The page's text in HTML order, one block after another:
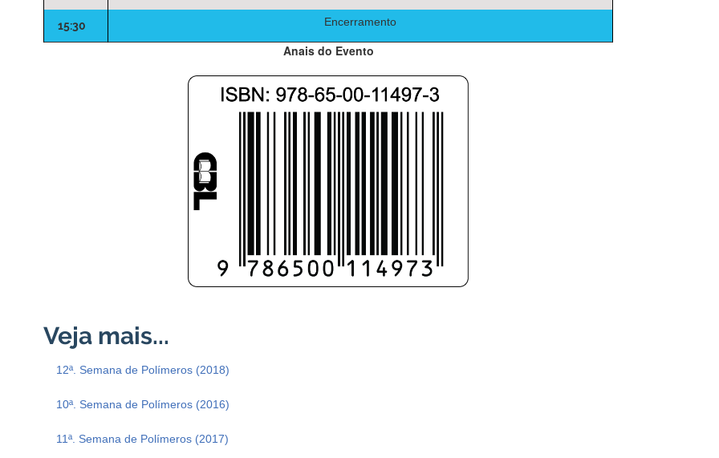
15:30 Encerramento
Anais do Evento
12ª. Semana de Polímeros (2018)
10ª. Semana de Polímeros (2016)
11ª. Semana de Polímeros (2017)